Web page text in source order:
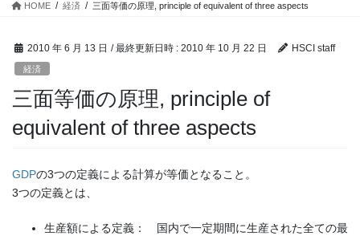
HOME 経済 三面等価の原理, principle of equivalent of three aspects
2010 年 6 月 13 日 / 最終更新日時 : 2010 年 10 月 22 日 HSCI staff
経済
三面等価の原理, principle of
equivalent of three aspects
GDPの3つの定義による計算が等価となること。
3つの定義とは、
生産額による定義： 国内で一定期間に生産された全ての最